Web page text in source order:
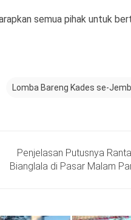
semua pihak untuk
Lomba Bareng Kades se-
Penjelasan Putusnya
Bianglala di Pasar Malam